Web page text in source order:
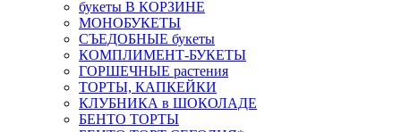
букеты В КОРЗИНЕ
МОНОБУКЕТЫ
СЪЕДОБНЫЕ букеты
КОМПЛИМЕНТ-БУКЕТЫ
ГОРШЕЧНЫЕ растения
ТОРТЫ, КАПКЕЙКИ
КЛУБНИКА в ШОКОЛАДЕ
БЕНТО ТОРТЫ